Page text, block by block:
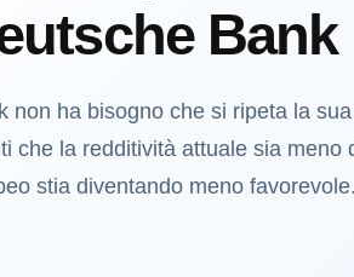
Bank
non ha bisogno che si ripeta la
che la redditività attuale sia
stia diventando meno